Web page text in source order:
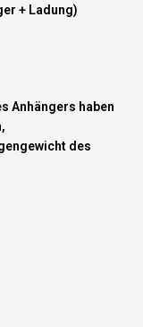
+ Ladung)
Anhängers haben
des